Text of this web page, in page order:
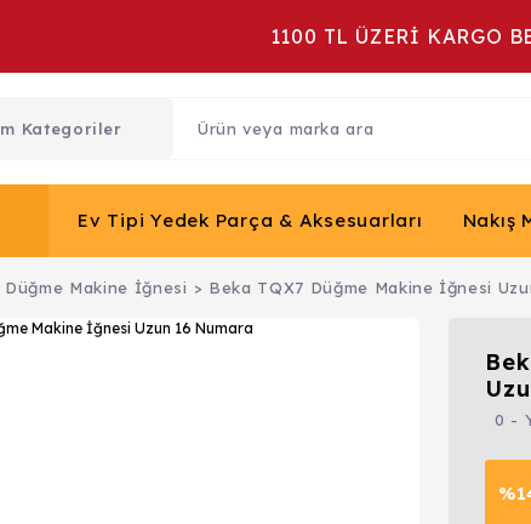
1100 TL ÜZERİ KARGO
Ev Tipi Yedek Parça & Aksesuarları Nakış
Düğme Makine İğnesi Beka TQX7 Düğme Makine İğnesi
0 -